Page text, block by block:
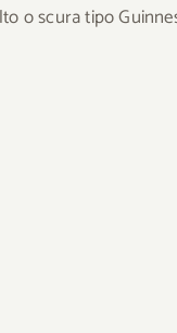
o scura tipo